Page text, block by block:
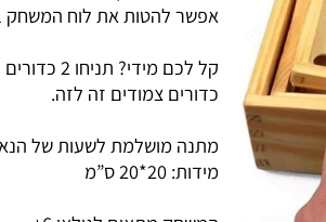
לחורים שבדרך…
כדורים צמודים זה לזה.
מתנה מושלמת לשעות של הנאה.